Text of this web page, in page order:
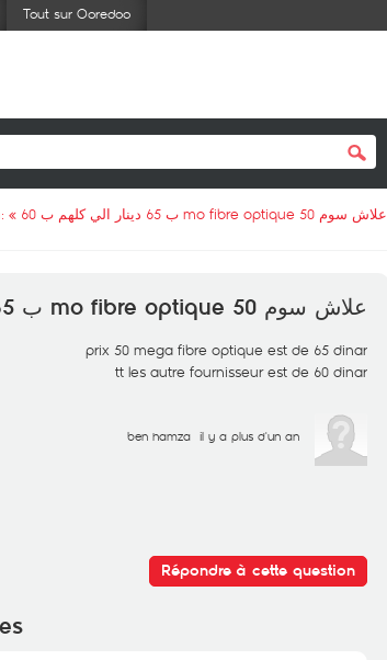
Tout sur Ooredoo
« علاش سوم 50 mo fibre optique ب 65 دينار الي كلهم ب 60
علاش سوم 50 mo fibre optique ب 65 دينار الي كلهم ب 60
prix 50 mega fibre optique est de 65 dinar
tt les autre fournisseur est de 60 dinar
ben hamza il y a plus d'un an
Répondre à cette question